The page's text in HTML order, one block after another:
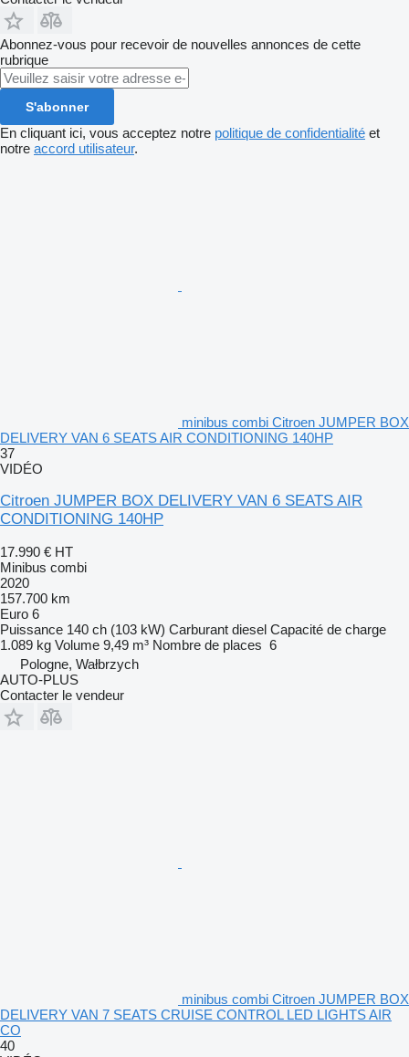
Abonnez-vous pour recevoir de nouvelles annonces de cette
rubrique
S'abonner
En cliquant ici, vous acceptez notre politique de confidentialité et
notre accord utilisateur.
minibus combi Citroen JUMPER BOX
DELIVERY VAN 6 SEATS AIR CONDITIONING 140HP
37
VIDÉO
Citroen JUMPER BOX DELIVERY VAN 6 SEATS AIR
CONDITIONING 140HP
17.990 € HT
Minibus combi
2020
157.700 km
Euro 6
Puissance 140 ch (103 kW) Carburant diesel Capacité de charge
1.089 kg Volume 9,49 m³ Nombre de places 6
Pologne, Wałbrzych
AUTO-PLUS
Contacter le vendeur
minibus combi Citroen JUMPER BOX
DELIVERY VAN 7 SEATS CRUISE CONTROL LED LIGHTS AIR
CO
40